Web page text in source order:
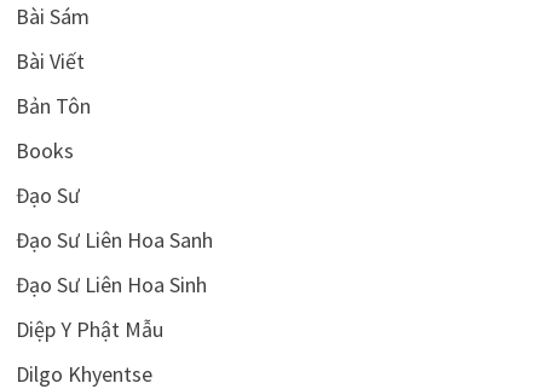
Bài Sám
Bài Viết
Bản Tôn
Books
Đạo Sư
Đạo Sư Liên Hoa Sanh
Đạo Sư Liên Hoa Sinh
Diệp Y Phật Mẫu
Dilgo Khyentse